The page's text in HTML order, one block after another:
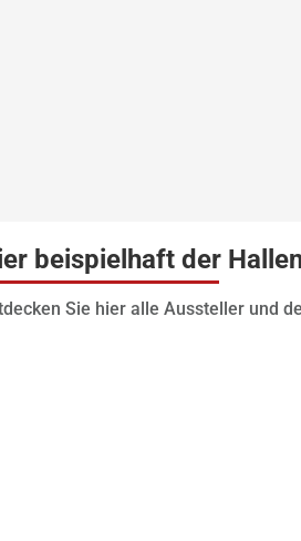
beispielhaft der
Sie hier alle Aussteller und